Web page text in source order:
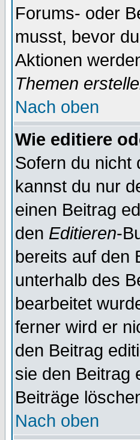
Forums- oder
musst, bevor
Aktionen
Themen
Nach oben
Wie editiere
Sofern du nicht
kannst du nur
einen Beitrag
den Editieren-
bereits auf den
unterhalb des
bearbeitet
ferner wird er
den Beitrag
sie den Beitrag
Beiträge
Nach oben